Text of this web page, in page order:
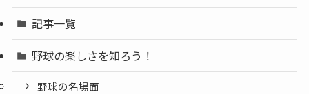
記事一覧
野球の楽しさを知ろう！
野球の名場面